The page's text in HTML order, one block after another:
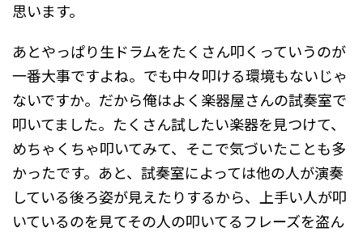
思います。
あとやっぱり生ドラムをたくさん叩くっていうのが
一番大事ですよね。でも中々叩ける環境もないじゃ
ないですか。だから俺はよく楽器屋さんの試奏室で
叩いてました。たくさん試したい楽器を見つけて、
めちゃくちゃ叩いてみて、そこで気づいたことも多
かったです。あと、試奏室によっては他の人が演奏
している後ろ姿が見えたりするから、上手い人が叩
いているのを見てその人の叩いてるフレーズを盗ん